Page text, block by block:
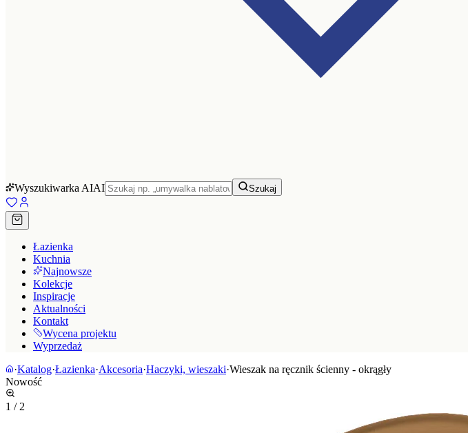
Wyszukiwarka AIAI Szukaj
Łazienka
Kuchnia
Najnowsze
Kolekcje
Inspiracje
Aktualności
Kontakt
Wycena projektu
Wyprzedaż
·Katalog·Łazienka·Akcesoria·Haczyki, wieszaki·Wieszak na ręcznik ścienny - okrągły
Nowość
1 / 2